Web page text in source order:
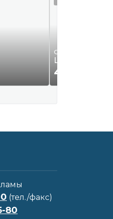
Одежда и обувь
Шляпа новая
49
(тел./факс)
80